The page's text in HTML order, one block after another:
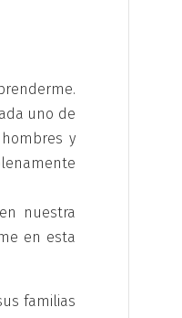
uno de
y
nuestra
en esta
familias